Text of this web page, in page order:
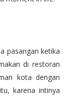
pasangan ketika
di restoran
kota dengan
karena intinya